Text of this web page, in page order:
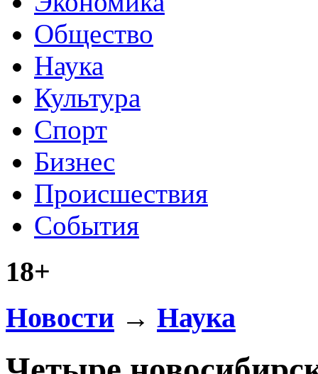
Общество
Наука
Культура
Спорт
Бизнес
Происшествия
События
18+
Новости → Наука